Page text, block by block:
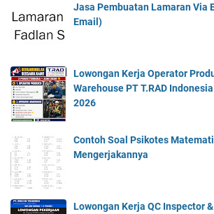
Jasa Pembuatan Lamaran Via
Email)
Lowongan Kerja Operator
Warehouse PT T.RAD
2026
Contoh Soal Psikotes
Mengerjakannya
Lowongan Kerja QC Inspector